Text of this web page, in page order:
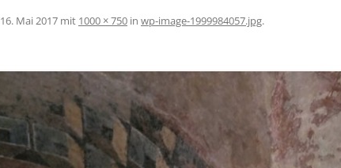
16. Mai 2017 mit 1000 × 750 in wp-image-1999984057.jpg.